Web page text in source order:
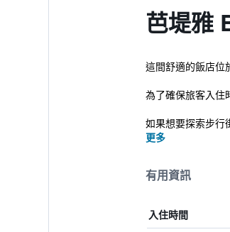
芭堤雅
這間舒適的飯店位
為了確保旅客入住
如果想要探索步行
更多
有用資訊
入住時間